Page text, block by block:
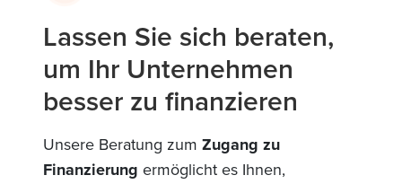
Lassen Sie sich beraten,
um Ihr Unternehmen
besser zu finanzieren
Unsere Beratung zum Zugang zu
Finanzierung ermöglicht es Ihnen,